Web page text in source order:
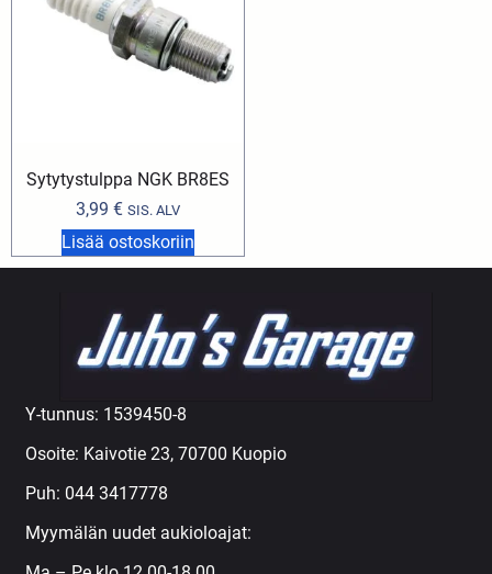
Sytytystulppa NGK BR8ES
3,99 € SIS. ALV
Lisää ostoskoriin
Y-tunnus: 1539450-8
Osoite: Kaivotie 23, 70700 Kuopio
Puh: 044 3417778
Myymälän uudet aukioloajat: